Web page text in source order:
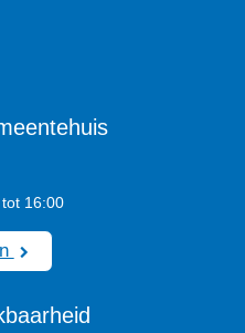
16:00